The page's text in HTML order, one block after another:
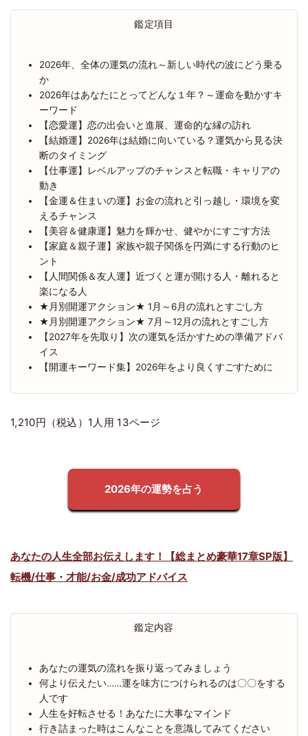
鑑定項目
2026年、全体の運気の流れ～新しい時代の波にどう乗る
か
2026年はあなたにとってどんな１年？～運命を動かすキ
ーワード
【恋愛運】恋の出会いと進展、運命的な縁の訪れ
【結婚運】2026年は結婚に向いている？運気から見る決
断のタイミング
【仕事運】レベルアップのチャンスと転職・キャリアの
動き
【金運＆住まいの運】お金の流れと引っ越し・環境を変
えるチャンス
【美容＆健康運】魅力を輝かせ、健やかにすごす方法
【家庭＆親子運】家族や親子関係を円満にする行動のヒ
ント
【人間関係＆友人運】近づくと運が開ける人・離れると
楽になる人
★月別開運アクション★ 1月～6月の流れとすごし方
★月別開運アクション★ 7月～12月の流れとすごし方
【2027年を先取り】次の運気を活かすための準備アドバ
イス
【開運キーワード集】2026年をより良くすごすために
1,210円（税込）1人用 13ページ
2026年の運勢を占う
あなたの人生全部お伝えします！【総まとめ豪華17章SP版】
転機/仕事・才能/お金/成功アドバイス
鑑定内容
あなたの運気の流れを振り返ってみましょう
何より伝えたい……運を味方につけられるのは〇〇をする
人です
人生を好転させる！あなたに大事なマインド
行き詰まった時はこんなことを意識してみてください